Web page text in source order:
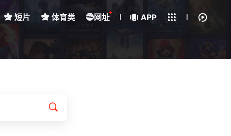
短片 体育类 网址
+
APP
下载客户端
我的观影记录